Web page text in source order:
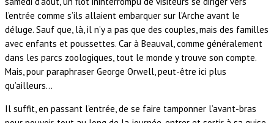
l’entrée comme s’ils allaient embarquer sur l’Arche avant le
déluge. Sauf que, là, il n’y a pas que des couples, mais des familles
avec enfants et poussettes. Car à Beauval, comme généralement
dans les parcs zoologiques, tout le monde y trouve son compte.
Mais, pour paraphraser George Orwell, peut-être ici plus
qu’ailleurs…
Il suffit, en passant l’entrée, de se faire tamponner l’avant-bras